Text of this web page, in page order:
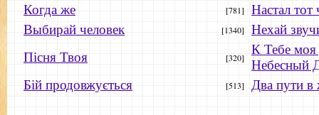
Когда же [781]
Настал тот
Выбирай человек
[1340]
Нехай
Пісня Твоя
[320]
К Тебе моя
Небесный
Бій продовжується
[513] Два пути в